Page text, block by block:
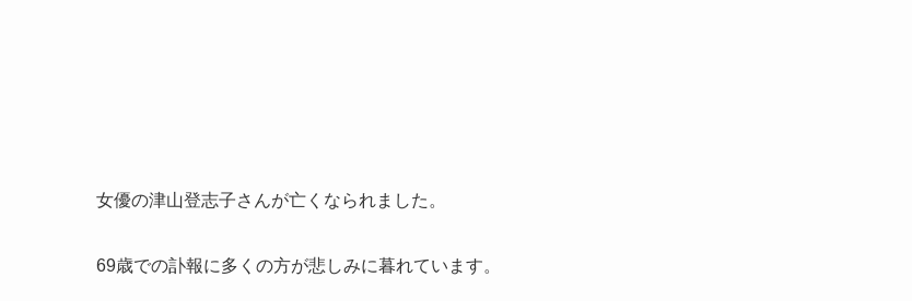
女優の津山登志子さんが亡くなられました。
69歳での訃報に多くの方が悲しみに暮れています。